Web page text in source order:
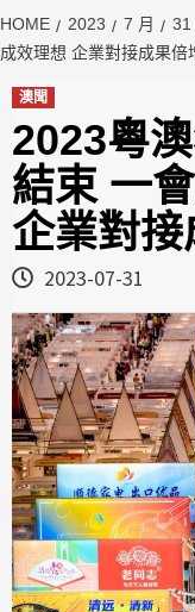
HOME 2023 7 月 31
成效理想 企業對接成果倍
澳聞
2023粵
結束 一
企業對
2023-07-31